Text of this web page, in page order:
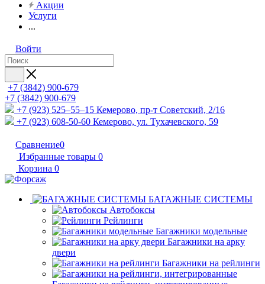
Акции
Услуги
...
Войти
+7 (3842) 900-679
+7 (3842) 900-679
+7 (923) 525–55–15 Кемерово, пр-т Советский, 2/16
+7 (923) 608-50-60 Кемерово, ул. Тухачевского, 59
Сравнение0
Избранные товары 0
Корзина 0
БАГАЖНЫЕ СИСТЕМЫ
Автобоксы
Рейлинги
Багажники модельные
Багажники на арку
двери
Багажники на рейлинги